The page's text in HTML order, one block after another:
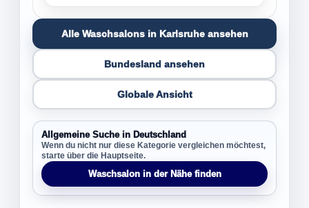
Alle Waschsalons in Karlsruhe ansehen
Bundesland ansehen
Globale Ansicht
Allgemeine Suche in Deutschland
Wenn du nicht nur diese Kategorie vergleichen möchtest,
starte über die Hauptseite.
Waschsalon in der Nähe finden